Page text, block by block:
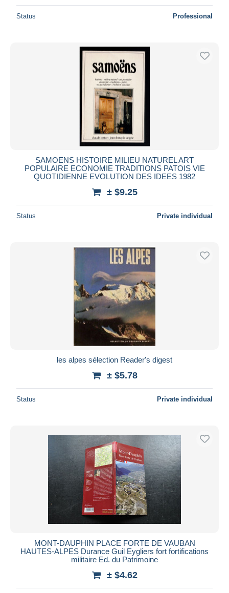
Status Professional
SAMOENS HISTOIRE MILIEU NATUREL ART
POPULAIRE ECONOMIE TRADITIONS PATOIS VIE
QUOTIDIENNE EVOLUTION DES IDEES 1982
± $9.25
Status Private individual
les alpes sélection Reader's digest
± $5.78
Status Private individual
MONT-DAUPHIN PLACE FORTE DE VAUBAN
HAUTES-ALPES Durance Guil Eygliers fort fortifications
militaire Ed. du Patrimoine
± $4.62